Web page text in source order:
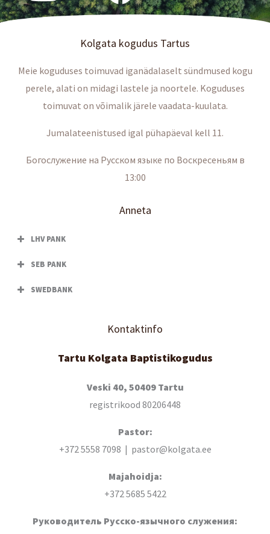
Kolgata kogudus Tartus
Meie koguduses toimuvad iganädalaselt sündmused kogu
perele, alati on midagi lastele ja noortele. Koguduses
toimuvat on võimalik järele vaadata-kuulata.
Jumalateenistused igal pühapäeval kell 11.
Богослужение на Русском языке по Воскресеньям в
13:00
Anneta
LHV PANK
SEB PANK
SWEDBANK
Kontaktinfo
Tartu Kolgata Baptistikogudus
Veski 40, 50409 Tartu
registrikood 80206448
Pastor:
+372 5558 7098 | pastor@kolgata.ee
Majahoidja:
+372 5685 5422
Руководитель Русско-язычного служения: